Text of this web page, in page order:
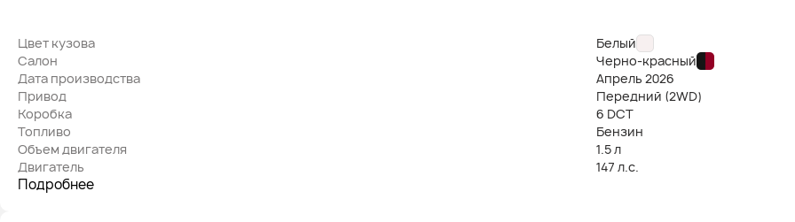
Цвет кузова
Белый
Салон
Черно-красный
Дата производства
Апрель 2026
Привод
Передний (2WD)
Коробка
6 DCT
Топливо
Бензин
Объем двигателя
1.5 л
Двигатель
147 л.с.
Подробнее